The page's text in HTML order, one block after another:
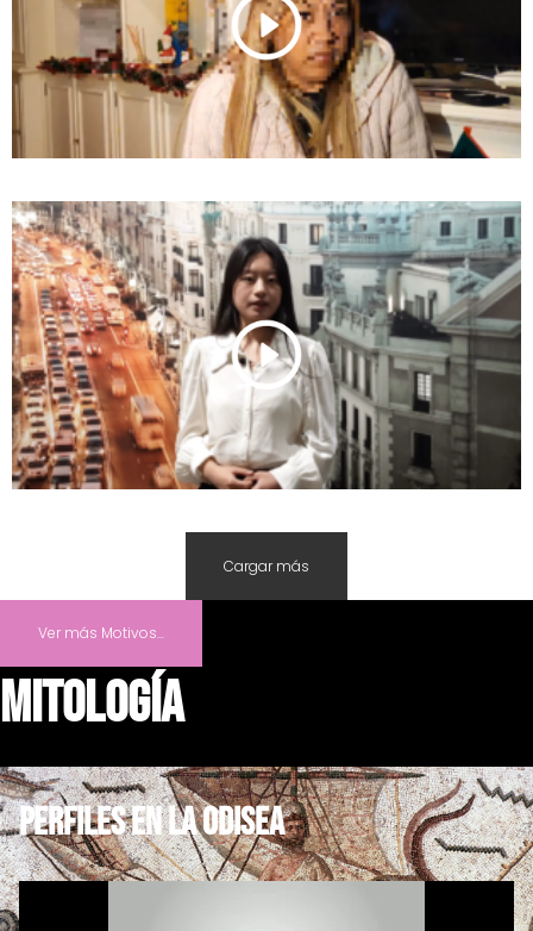
Cargar más
Ver más Motivos...
MITOLOGÍA
PERFILES EN LA ODISEA